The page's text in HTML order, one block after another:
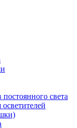
света